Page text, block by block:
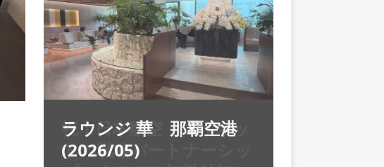
ラウンジ 華 那覇空港
(2026/05)